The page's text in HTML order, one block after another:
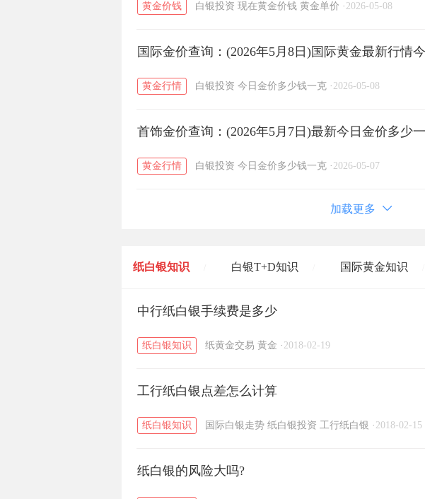
黄金价钱 白银投资 现在黄金价钱 黄金单价 · 2026-05-08
国际金价查询：(2026年5月8日)国际黄金最新行情
黄金行情 白银投资 今日金价多少钱一克 · 2026-05-08
首饰金价查询：(2026年5月7日)最新今日金价多少
黄金行情 白银投资 今日金价多少钱一克 · 2026-05-07
加载更多
纸白银知识 白银T+D知识 国际黄金知识
黄金T+D知识 / 粤贵银知识
中行纸白银手续费是多少
纸白银知识 纸黄金交易 黄金 · 2018-02-19
工行纸白银点差怎么计算
纸白银知识 国际白银走势 纸白银投资 工行纸白银 · 2018-02-15
纸白银的风险大吗?